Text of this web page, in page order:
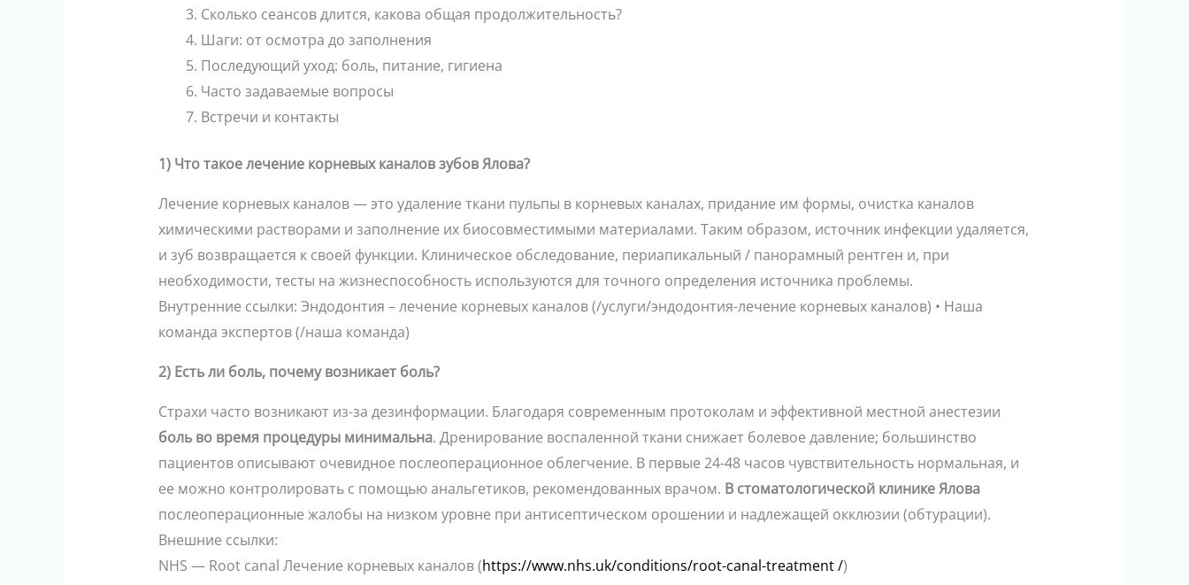
Сколько сеансов длится, какова общая продолжительность?
Шаги: от осмотра до заполнения
Последующий уход: боль, питание, гигиена
Часто задаваемые вопросы
Встречи и контакты
1) Что такое лечение корневых каналов зубов Ялова?
Лечение корневых каналов — это удаление ткани пульпы в корневых каналах, придание им формы, очистка каналов
химическими растворами и заполнение их биосовместимыми материалами. Таким образом, источник инфекции удаляется,
и зуб возвращается к своей функции. Клиническое обследование, периапикальный / панорамный рентген и, при
необходимости, тесты на жизнеспособность используются для точного определения источника проблемы.
Внутренние ссылки: Эндодонтия – лечение корневых каналов (/услуги/эндодонтия-лечение корневых каналов) • Наша
команда экспертов (/наша команда)
2) Есть ли боль, почему возникает боль?
Страхи часто возникают из-за дезинформации. Благодаря современным протоколам и эффективной местной анестезии
боль во время процедуры минимальна. Дренирование воспаленной ткани снижает болевое давление; большинство
пациентов описывают очевидное послеоперационное облегчение. В первые 24-48 часов чувствительность нормальная, и
ее можно контролировать с помощью анальгетиков, рекомендованных врачом. В стоматологической клинике Ялова
послеоперационные жалобы на низком уровне при антисептическом орошении и надлежащей окклюзии (обтурации).
Внешние ссылки:
NHS — Root canal Лечение корневых каналов (https://www.nhs.uk/conditions/root-canal-treatment /)